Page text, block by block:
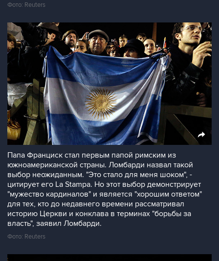
Фото: Reuters
Папа Франциск стал первым папой римским из
южноамериканской страны. Ломбарди назвал такой
выбор неожиданным. "Это стало для меня шоком", -
цитирует его La Stampa. Но этот выбор демонстрирует
"мужество кардиналов" и является "хорошим ответом"
для тех, кто до недавнего времени рассматривал
историю Церкви и конклава в терминах "борьбы за
власть", заявил Ломбарди.
Фото: Reuters